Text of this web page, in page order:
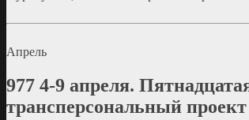
Апрель
977 4-9 апреля.
трансперсональный